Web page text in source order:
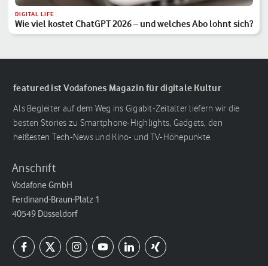
DIGITAL LIFE
Wie viel kostet ChatGPT 2026 – und welches Abo lohnt sich?
featured ist Vodafones Magazin für digitale Kultur
Als Begleiter auf dem Weg ins Gigabit-Zeitalter liefern wir die
besten Stories zu Smartphone-Highlights, Gadgets, den
heißesten Tech-News und Kino- und TV-Höhepunkte.
Anschrift
Vodafone GmbH
Ferdinand-Braun-Platz 1
40549 Düsseldorf